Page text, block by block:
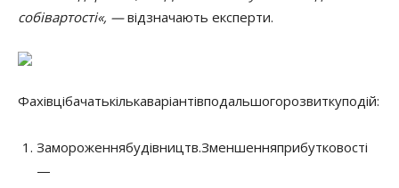
собівартості«, —відзначають експерти.
Фахівцібачатькількаваріантівподальшогорозвиткуподій:
Замороженнябудівництв.Зменшенняприбутковості
—